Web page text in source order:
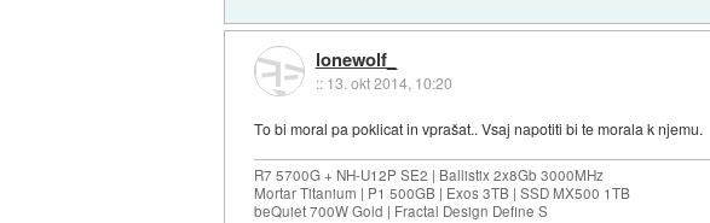
lonewolf_
:: 13. okt 2014, 10:20
To bi moral pa poklicat in vprašat.. Vsaj napotiti bi te morala k njemu.
R7 5700G + NH-U12P SE2 | Ballistix 2x8Gb 3000MHz
Mortar Titanium | P1 500GB | Exos 3TB | SSD MX500 1TB
beQuiet 700W Gold | Fractal Design Define S